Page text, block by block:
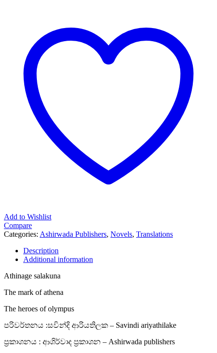
Add to Wishlist
Compare
Categories: Ashirwada Publishers, Novels, Translations
Description
Additional information
Athinage salakuna
The mark of athena
The heroes of olympus
පරිවර්තනය :සවින්දි ආරියතිලක – Savindi ariyathilake
ප්‍රකාශනය : ආශිර්වාද ප්‍රකාශන – Ashirwada publishers